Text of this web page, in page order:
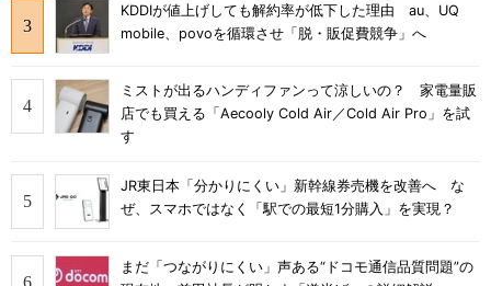
KDDIが値上げしても解約率が低下した理由 au、UQ
mobile、povoを循環させ「脱・販促費競争」へ
ミストが出るハンディファンって涼しいの？ 家電量販
店でも買える「Aecooly Cold Air／Cold Air Pro」を試
す
JR東日本「分かりにくい」新幹線券売機を改善へ な
ぜ、スマホではなく「駅での最短1分購入」を実現？
まだ「つながりにくい」声ある“ドコモ通信品質問題”の